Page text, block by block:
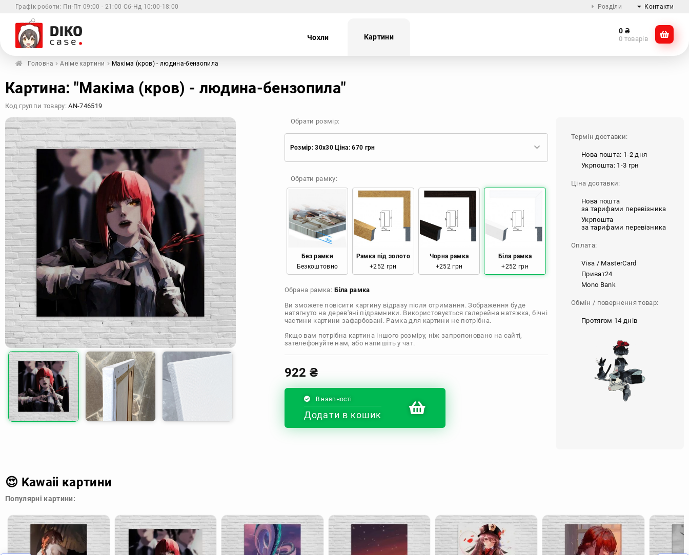
Графік роботи: Пн-Пт 09:00 - 21:00 Сб-Нд 10:00-18:00 Розділи Контакти
@dikocase
Чохли Картини
0 ₴
0 товарів
Xiaomi Samsung Apple Huawei
Головна Аніме картини Макіма (кров) - людина-бензопила
Картина: "Макіма (кров) - людина-бензопила"
Код группи товару:AN-746519
Обрати розмір:
Розмір: 30x30 Ціна: 670 грн
Розмір: 40x40 Ціна: 840 грн
Розмір: 50x50 Ціна: 970 грн
Розмір: 60x60 Ціна: 1290 грн
Розмір: 70x70 Ціна: 1550 грн
Розмір: 80x80 Ціна: 1650 грн
Розмір: 90x90 Ціна: 1800 грн
Розмір: 100x100 Ціна: 2500 грн
Обрати рамку:
Без рамки
Безкоштовно
Рамка під золото
+252 грн
Чорна рамка
+252 грн
Біла рамка
+252 грн
Обрана рамка: Біла рамка
Ви зможете повісити картину відразу після отримання. Зображення буде
натягнуто на дерев'яні підрамники. Використовується галерейна натяжка, бічні
частини картини зафарбовані. Рамка для картини не потрібна.
Якщо вам потрібна картина іншого розміру, ніж запропоновано на сайті,
зателефонуйте нам, або напишіть у чат.
922 ₴
В наявності
Додати в кошик
Термін доставки:
Нова пошта: 1-2 дня
Укрпошта: 1-3 грн
Ціна дсотавки:
Нова пошта
за тарифами перевізника
Укрпошта
за тарифами перевізника
Оплата:
Visa / MasterCard
Приват24
Mono Bank
Обмін / повернення товар:
Протягом 14 днів
😍 Kawaii картини
Популярні картини: